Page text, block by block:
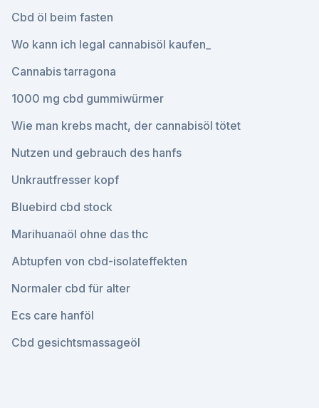
Cbd öl beim fasten
Wo kann ich legal cannabisöl kaufen_
Cannabis tarragona
1000 mg cbd gummiwürmer
Wie man krebs macht, der cannabisöl tötet
Nutzen und gebrauch des hanfs
Unkrautfresser kopf
Bluebird cbd stock
Marihuanaöl ohne das thc
Abtupfen von cbd-isolateffekten
Normaler cbd für alter
Ecs care hanföl
Cbd gesichtsmassageöl